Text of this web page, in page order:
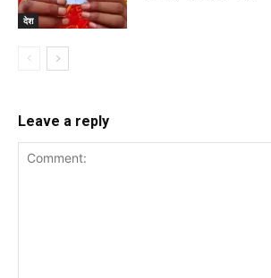
देश
Leave a reply